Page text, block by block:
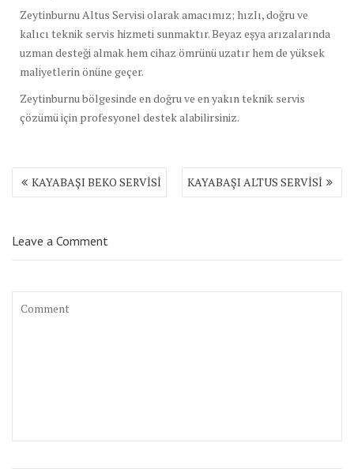
Zeytinburnu Altus Servisi olarak amacımız; hızlı, doğru ve
kalıcı teknik servis hizmeti sunmaktır. Beyaz eşya arızalarında
uzman desteği almak hem cihaz ömrünü uzatır hem de yüksek
maliyetlerin önüne geçer.
Zeytinburnu bölgesinde en doğru ve en yakın teknik servis
çözümü için profesyonel destek alabilirsiniz.
Yazı
gezinmesi
KAYABAŞI BEKO SERVİSİ KAYABAŞI ALTUS SERVİSİ
Leave a Comment